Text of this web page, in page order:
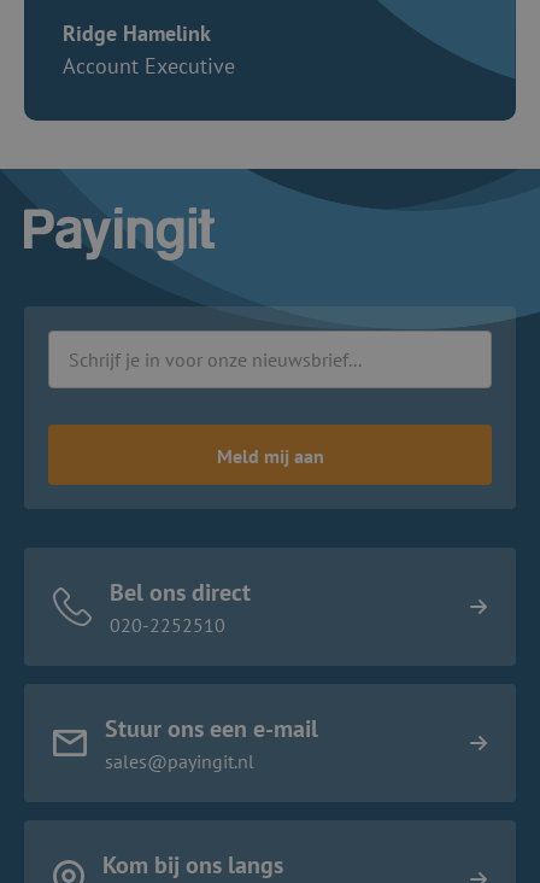
Ridge Hamelink
Account Executive
Logo Payingit
Meld mij aan
Bel ons direct
020-2252510
Stuur ons een e-mail
sales@payingit.nl
Kom bij ons langs